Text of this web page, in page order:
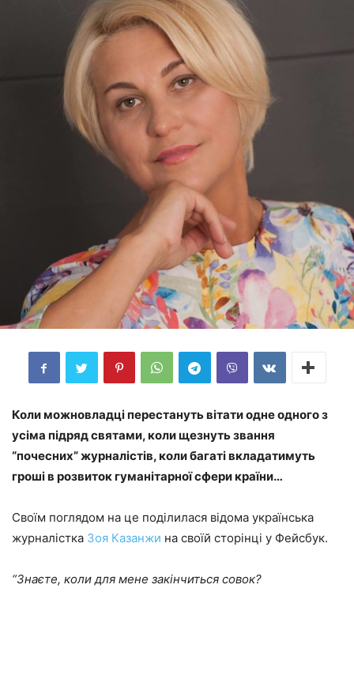
Коли можновладці перестануть вітати одне одного з
усіма підряд святами, коли щезнуть звання
“почесних” журналістів, коли багаті вкладатимуть
гроші в розвиток гуманітарної сфери країни…
Своїм поглядом на це поділилася відома українська
журналістка Зоя Казанжи на своїй сторінці у Фейсбук.
“Знаєте, коли для мене закінчиться совок?